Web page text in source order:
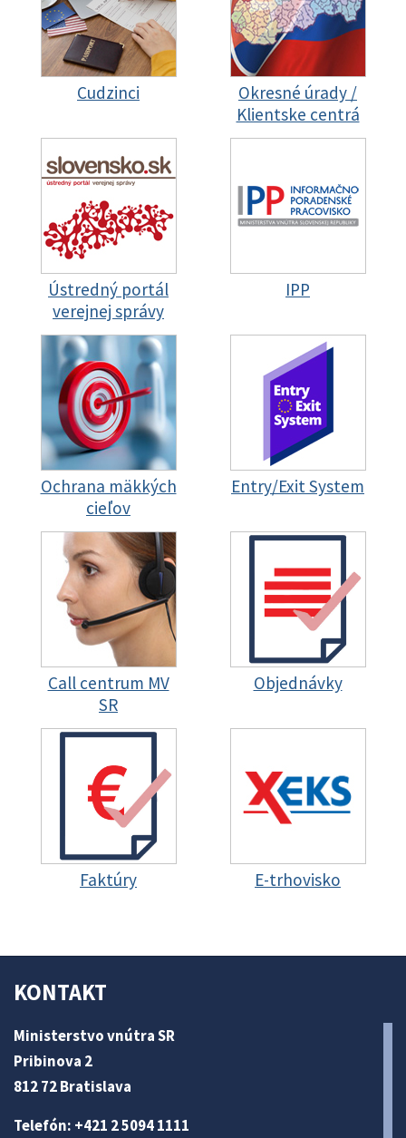
Cudzinci
Okresné úrady /
Klientske centrá
Ústredný portál
verejnej správy
IPP
Ochrana mäkkých
cieľov
Entry/Exit System
Call centrum MV
SR
Objednávky
Faktúry E-trhovisko
KONTAKT
Ministerstvo vnútra SR
Pribinova 2
812 72 Bratislava
Telefón: +421 2 5094 1111